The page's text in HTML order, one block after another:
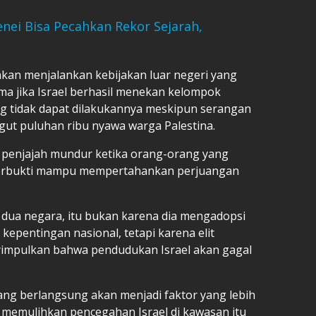
Bisa Pecahkan Rekor Sejarah,
menjalankan kebijakan luar negeri yang
jika Israel berhasil menekan kelompok
tidak dapat dilakukannya meskipun serangan
puluhan ribu nyawa warga Palestina.
mundur ketika orang-orang yang
mampu mempertahankan perjuangan
negara, itu bukan karena dia mengadopsi
nasional, tetapi karena elit
bahwa pendudukan Israel akan gagal
berlangsung akan menjadi faktor yang lebih
pencegahan Israel di kawasan itu